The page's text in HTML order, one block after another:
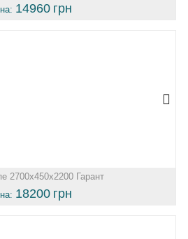
14960 грн
2700х450х2200 Гарант
18200 грн